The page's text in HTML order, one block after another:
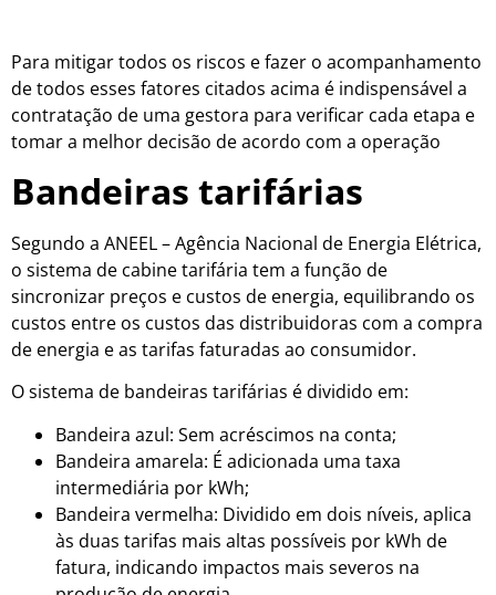
Para mitigar todos os riscos e fazer o acompanhamento
de todos esses fatores citados acima é indispensável a
contratação de uma gestora para verificar cada etapa e
tomar a melhor decisão de acordo com a operação
Bandeiras tarifárias
Segundo a ANEEL – Agência Nacional de Energia Elétrica,
o sistema de cabine tarifária tem a função de
sincronizar preços e custos de energia, equilibrando os
custos entre os custos das distribuidoras com a compra
de energia e as tarifas faturadas ao consumidor.
O sistema de bandeiras tarifárias é dividido em:
Bandeira azul: Sem acréscimos na conta;
Bandeira amarela: É adicionada uma taxa
intermediária por kWh;
Bandeira vermelha: Dividido em dois níveis, aplica
às duas tarifas mais altas possíveis por kWh de
fatura, indicando impactos mais severos na